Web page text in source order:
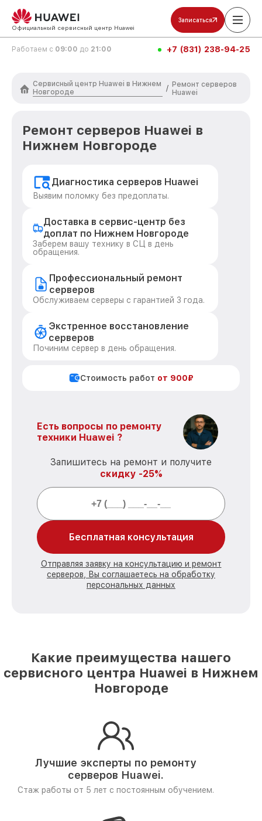
Официальный сервисный центр Huawei
Записаться
Работаем с 09:00 до 21:00 +7 (831) 238-94-25
Сервисный центр Huawei в Нижнем
Новгороде
/ Ремонт серверов
Huawei
Ремонт серверов Huawei в
Нижнем Новгороде
Диагностика серверов Huawei
Выявим поломку без предоплаты.
Доставка в сервис-центр без
доплат по Нижнем Новгороде
Заберем вашу технику в СЦ в день
обращения.
Профессиональный ремонт
серверов
Обслуживаем серверы с гарантией 3 года.
Экстренное восстановление
серверов
Починим сервер в день обращения.
Стоимость работ от 900₽
Есть вопросы по ремонту
техники Huawei ?
Запишитесь на ремонт и получите
скидку -25%
Бесплатная консультация
Отправляя заявку на консультацию и ремонт
серверов, Вы соглашаетесь на обработку
персональных данных
Какие преимущества нашего
сервисного центра Huawei в Нижнем
Новгороде
Лучшие эксперты по ремонту
серверов Huawei.
Стаж работы от 5 лет с постоянным обучением.